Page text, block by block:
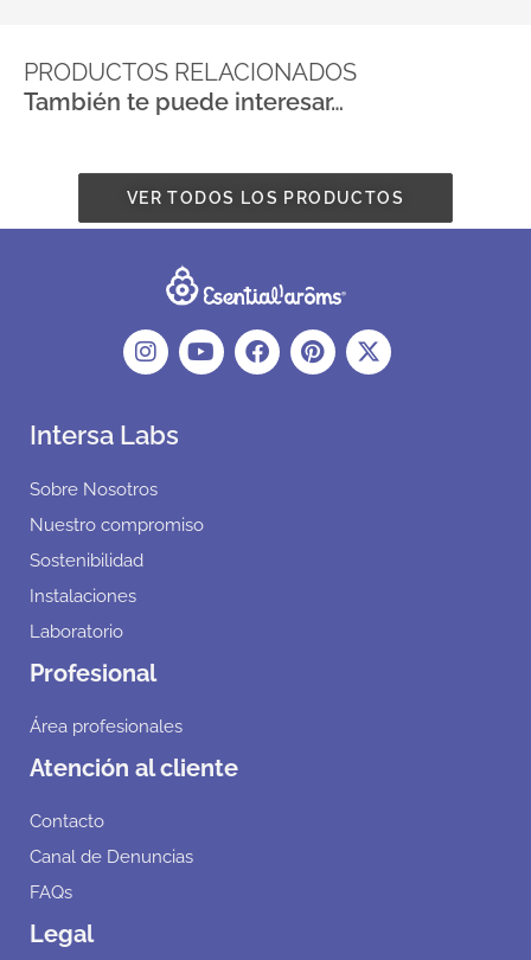
PRODUCTOS RELACIONADOS
También te puede interesar…
VER TODOS LOS PRODUCTOS
Intersa Labs
Sobre Nosotros
Nuestro compromiso
Sostenibilidad
Instalaciones
Laboratorio
Profesional
Área profesionales
Atención al cliente
Contacto
Canal de Denuncias
FAQs
Legal